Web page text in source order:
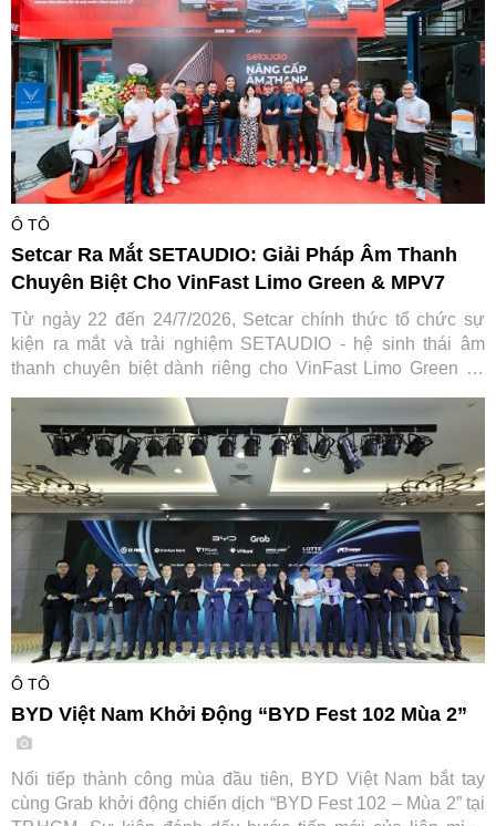
Ô TÔ
Setcar Ra Mắt SETAUDIO: Giải Pháp Âm Thanh
Chuyên Biệt Cho VinFast Limo Green & MPV7
Từ ngày 22 đến 24/7/2026, Setcar chính thức tổ chức sự
kiện ra mắt và trải nghiệm SETAUDIO - hệ sinh thái âm
thanh chuyên biệt dành riêng cho VinFast Limo Green và
cũ đổi mới" tiết kiệm tới 7,2 triệu đồng.
Ô TÔ
BYD Việt Nam Khởi Động “BYD Fest 102 Mùa 2”
Nối tiếp thành công mùa đầu tiên, BYD Việt Nam bắt tay
cùng Grab khởi động chiến dịch “BYD Fest 102 – Mùa 2” tại